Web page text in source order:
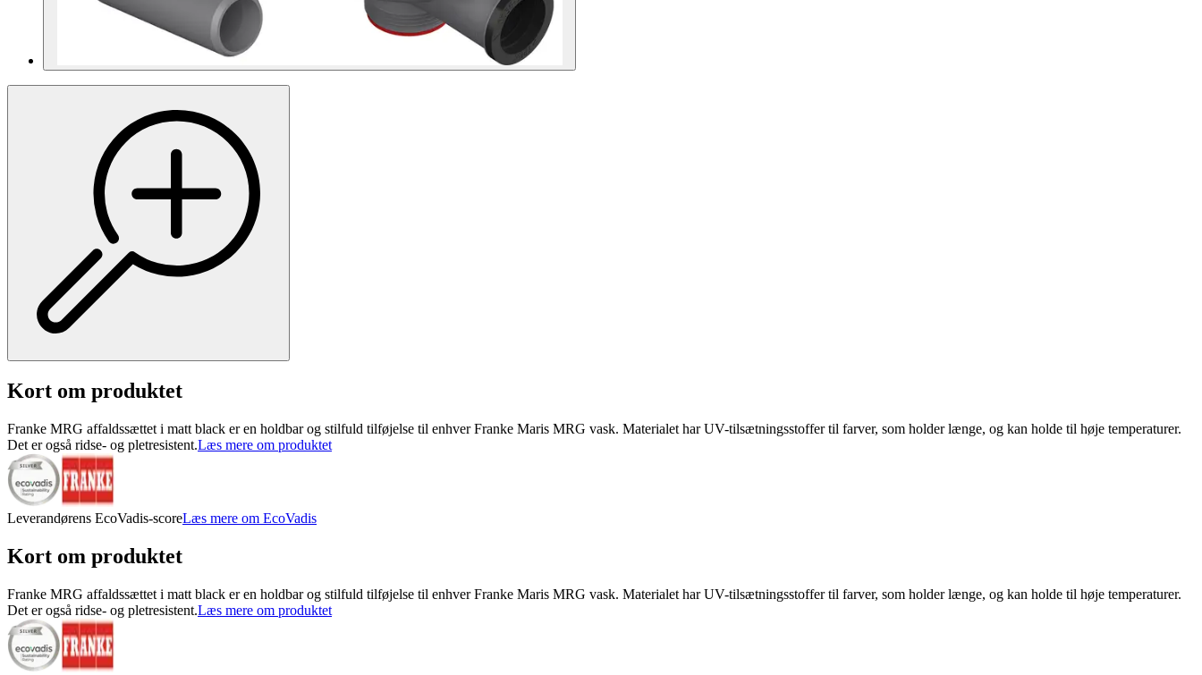
Kort om produktet
Franke MRG affaldssættet i matt black er en holdbar og stilfuld tilføjelse til enhver Franke Maris MRG vask. Materialet har UV-tilsætningsstoffer til farver, som holder længe, og kan holde til høje temperaturer.
Det er også ridse- og pletresistent.Læs mere om produktet
Leverandørens EcoVadis-scoreLæs mere om EcoVadis
Kort om produktet
Franke MRG affaldssættet i matt black er en holdbar og stilfuld tilføjelse til enhver Franke Maris MRG vask. Materialet har UV-tilsætningsstoffer til farver, som holder længe, og kan holde til høje temperaturer.
Det er også ridse- og pletresistent.Læs mere om produktet